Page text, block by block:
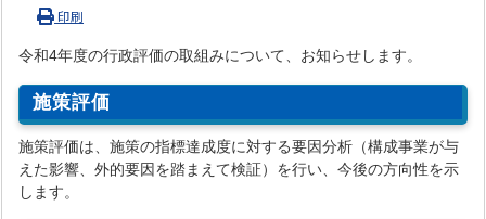
印刷
令和4年度の行政評価の取組みについて、お知らせします。
施策評価
施策評価は、施策の指標達成度に対する要因分析（構成事業が与
えた影響、外的要因を踏まえて検証）を行い、今後の方向性を示
します。